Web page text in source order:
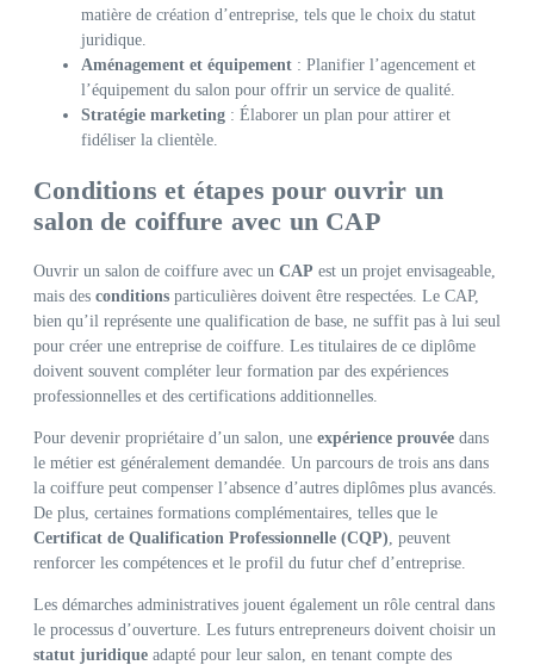
matière de création d’entreprise, tels que le choix du statut
juridique.
Aménagement et équipement : Planifier l’agencement et
l’équipement du salon pour offrir un service de qualité.
Stratégie marketing : Élaborer un plan pour attirer et
fidéliser la clientèle.
Conditions et étapes pour ouvrir un
salon de coiffure avec un CAP
Ouvrir un salon de coiffure avec un CAP est un projet envisageable,
mais des conditions particulières doivent être respectées. Le CAP,
bien qu’il représente une qualification de base, ne suffit pas à lui seul
pour créer une entreprise de coiffure. Les titulaires de ce diplôme
doivent souvent compléter leur formation par des expériences
professionnelles et des certifications additionnelles.
Pour devenir propriétaire d’un salon, une expérience prouvée dans
le métier est généralement demandée. Un parcours de trois ans dans
la coiffure peut compenser l’absence d’autres diplômes plus avancés.
De plus, certaines formations complémentaires, telles que le
Certificat de Qualification Professionnelle (CQP) , peuvent
renforcer les compétences et le profil du futur chef d’entreprise.
Les démarches administratives jouent également un rôle central dans
le processus d’ouverture. Les futurs entrepreneurs doivent choisir un
statut juridique adapté pour leur salon, en tenant compte des